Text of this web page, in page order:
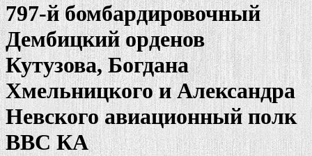
797-й бомбардировочный
Дембицкий орденов
Кутузова, Богдана
Хмельницкого и Александра
Невского авиационный полк
ВВС КА